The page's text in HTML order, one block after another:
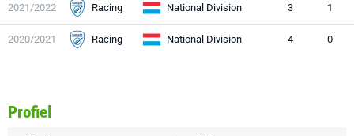
2021/2022 Racing National Division 3 1
2020/2021 Racing National Division 4 0
Profiel